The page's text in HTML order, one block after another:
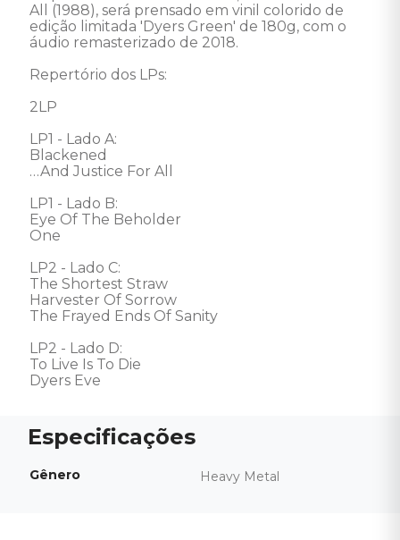
All (1988), será prensado em vinil colorido de
edição limitada 'Dyers Green' de 180g, com o
áudio remasterizado de 2018.
Repertório dos LPs:
2LP
LP1 - Lado A:
Blackened
…And Justice For All
LP1 - Lado B:
Eye Of The Beholder
One
LP2 - Lado C:
The Shortest Straw
Harvester Of Sorrow
The Frayed Ends Of Sanity
LP2 - Lado D:
To Live Is To Die
Dyers Eve
Gênero Heavy Metal